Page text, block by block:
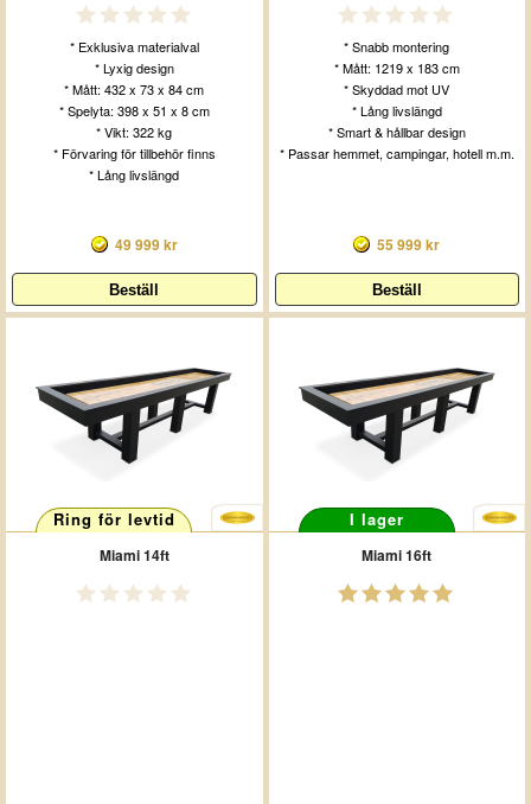
* Exklusiva materialval
* Lyxig design
* Mått: 432 x 73 x 84 cm
* Spelyta: 398 x 51 x 8 cm
* Vikt: 322 kg
* Förvaring för tillbehör finns
* Lång livslängd
49 999 kr
* Snabb montering
* Mått: 1219 x 183 cm
* Skyddad mot UV
* Lång livslängd
* Smart & hållbar design
* Passar hemmet, campingar, hotell m.m.
55 999 kr
Ring för levtid
Miami 14ft
I lager
Miami 16ft